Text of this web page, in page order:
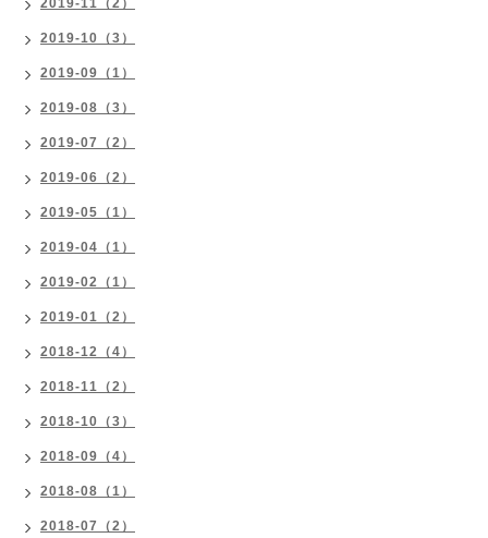
2019-11（2）
2019-10（3）
2019-09（1）
2019-08（3）
2019-07（2）
2019-06（2）
2019-05（1）
2019-04（1）
2019-02（1）
2019-01（2）
2018-12（4）
2018-11（2）
2018-10（3）
2018-09（4）
2018-08（1）
2018-07（2）